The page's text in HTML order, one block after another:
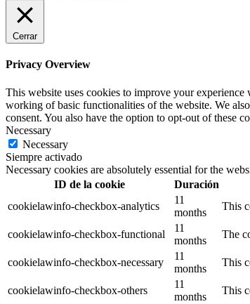
Cerrar
Privacy Overview
This website uses cookies to improve your experience
working of basic functionalities of the website. We
consent. You also have the option to opt-out of these
Necessary
Necessary
Siempre activado
Necessary cookies are absolutely essential for the
ID de la cookie
Duración
cookielawinfo-checkbox-analytics
11
months
This
cookielawinfo-checkbox-functional
11
months
The
cookielawinfo-checkbox-necessary
11
months
This
cookielawinfo-checkbox-others
11
months
This